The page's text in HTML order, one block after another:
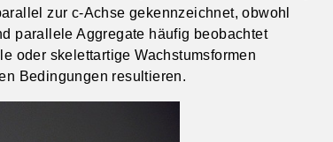
zur c-Achse gekennzeichnet, obwohl
parallele Aggregate häufig beobachtet
oder skelettartige Wachstumsformen
Bedingungen resultieren.